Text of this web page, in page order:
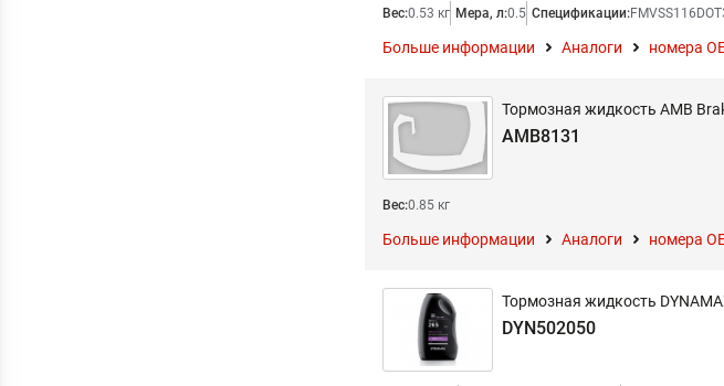
Вес:0.53 кг Мера, л:0.5 Спецификации:
Больше информации Аналоги номера
Тормозная жидкость AMB
AMB8131
Вес:0.85 кг
Больше информации Аналоги номера
Тормозная жидкость
DYN502050